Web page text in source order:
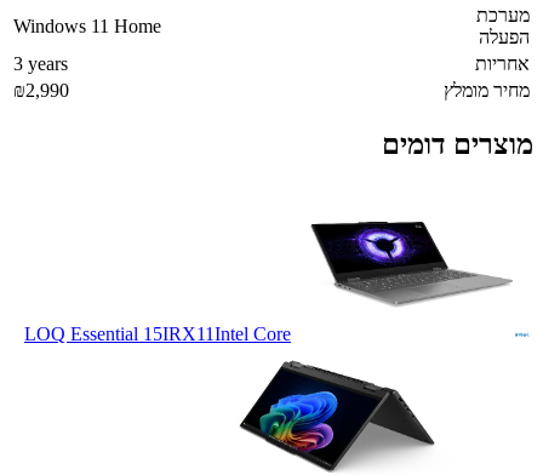
מערכת
הפעלה
Windows 11 Home
אחריות
3 years
מחיר מומלץ
₪2,990
מוצרים דומים
LOQ Essential 15IRX11Intel Core